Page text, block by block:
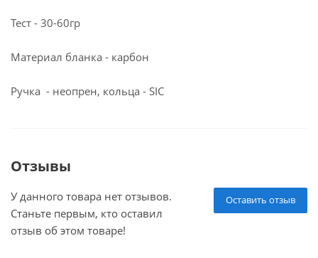
Тест - 30-60гр
Материал бланка - карбон
Ручка - неопрен, кольца - SIC
Отзывы
Оставить отзыв
У данного товара нет отзывов.
Станьте первым, кто оставил
отзыв об этом товаре!